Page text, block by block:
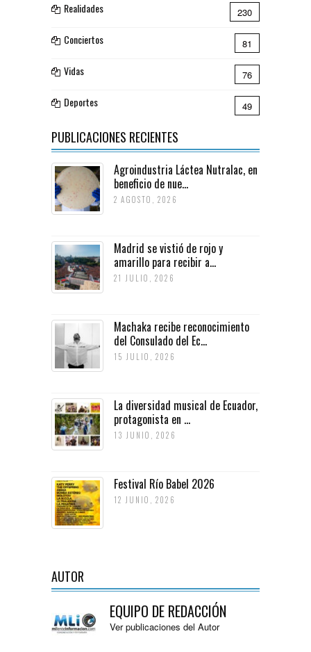
Realidades 230
Conciertos 81
Vidas 76
Deportes 49
PUBLICACIONES RECIENTES
Agroindustria Láctea Nutralac, en
beneficio de nue...
2 AGOSTO, 2026
Madrid se vistió de rojo y
amarillo para recibir a...
21 JULIO, 2026
Machaka recibe reconocimiento
del Consulado del Ec...
15 JULIO, 2026
La diversidad musical de Ecuador,
protagonista en ...
13 JUNIO, 2026
Festival Río Babel 2026
12 JUNIO, 2026
AUTOR
EQUIPO DE REDACCIÓN
Ver publicaciones del Autor